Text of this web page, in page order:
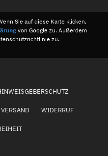
Sie auf diese Karte klicken,
von Google zu. Außerdem
zu.
VERSAND WIDERRUF